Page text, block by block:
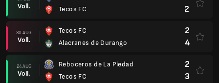
Voll.
Tecos FC
2
30 AUG
Voll.
Tecos FC
Alacranes de Durango
2
4
24 AUG
Voll.
Reboceros de La Piedad
Tecos FC
2
3